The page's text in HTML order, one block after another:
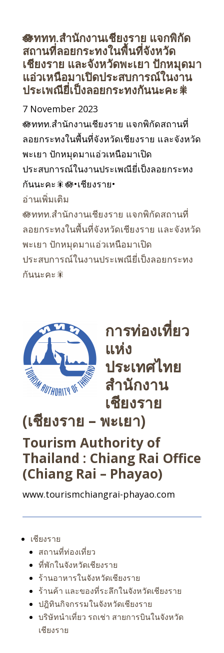
🪷ททท.สำนักงานเชียงราย แจกพิกัด
สถานที่ลอยกระทงในพื้นที่จังหวัด
เชียงราย และจังหวัดพะเยา ปักหมุดมา
แอ่วเหนือมาเปิดประสบการณ์ในงาน
ประเพณียี่เป็งลอยกระทงกันนะคะ🎇
7 November 2023
🪷ททท.สำนักงานเชียงราย แจกพิกัดสถานที่
ลอยกระทงในพื้นที่จังหวัดเชียงราย และจังหวัด
พะเยา ปักหมุดมาแอ่วเหนือมาเปิด
ประสบการณ์ในงานประเพณียี่เป็งลอยกระทง
กันนะคะ🎇🪷•เชียงราย•
อ่านเพิ่มเติม
🪷ททท.สำนักงานเชียงราย แจกพิกัดสถานที่
ลอยกระทงในพื้นที่จังหวัดเชียงราย และจังหวัด
พะเยา ปักหมุดมาแอ่วเหนือมาเปิด
ประสบการณ์ในงานประเพณียี่เป็งลอยกระทง
กันนะคะ🎇
การท่องเที่ยว
แห่ง
ประเทศไทย
สำนักงาน
เชียงราย
(เชียงราย – พะเยา)
Tourism Authority of
Thailand : Chiang Rai Office
(Chiang Rai – Phayao)
www.tourismchiangrai-phayao.com
เชียงราย
สถานที่ท่องเที่ยว
ที่พักในจังหวัดเชียงราย
ร้านอาหารในจังหวัดเชียงราย
ร้านค้า และของที่ระลึกในจังหวัดเชียงราย
ปฎิทินกิจกรรมในจังหวัดเชียงราย
บริษัทนำเที่ยว รถเช่า สายการบินในจังหวัด
เชียงราย